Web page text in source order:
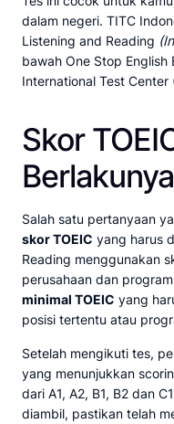
dalam negeri. TITC
Listening and Reading
bawah One Stop
International Test Center
Skor
Berlakunya
Salah satu pertanyaan
skor TOEIC yang harus
Reading menggunakan
perusahaan dan
minimal TOEIC yang
posisi tertentu atau
Setelah mengikuti tes,
yang menunjukkan
dari A1, A2, B1, B2 dan
diambil, pastikan telah